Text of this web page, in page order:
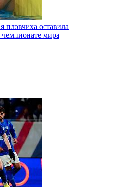
пловчиха оставила
чемпионате мира